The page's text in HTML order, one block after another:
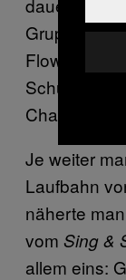
Gruppen
Flowers“
Schulklasse
Chaotisch,
Je weiter
Laufbahn
näherte
vom Sing &
allem eins: